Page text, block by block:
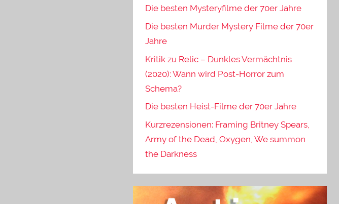
Die besten Mysteryfilme der 70er Jahre
Die besten Murder Mystery Filme der 70er
Jahre
Kritik zu Relic – Dunkles Vermächtnis
(2020): Wann wird Post-Horror zum
Schema?
Die besten Heist-Filme der 70er Jahre
Kurzrezensionen: Framing Britney Spears,
Army of the Dead, Oxygen, We summon
the Darkness